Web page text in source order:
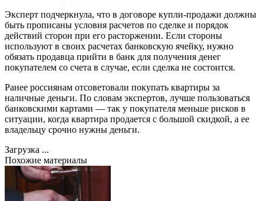
Эксперт подчеркнула, что в договоре купли-продажи должны
быть прописаны условия расчетов по сделке и порядок
действий сторон при его расторжении. Если стороны
используют в своих расчетах банковскую ячейку, нужно
обязать продавца прийти в банк для получения денег
покупателем со счета в случае, если сделка не состоится.
Ранее россиянам отсоветовали покупать квартиры за
наличные деньги. По словам экспертов, лучше пользоваться
банковскими картами — так у покупателя меньше рисков в
ситуации, когда квартира продается с большой скидкой, а ее
владельцу срочно нужны деньги.
Загрузка ...
Похожие материалы